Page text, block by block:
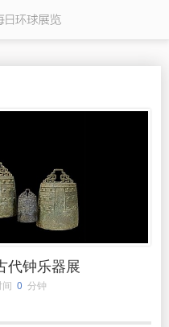
代钟乐器展
0 分钟